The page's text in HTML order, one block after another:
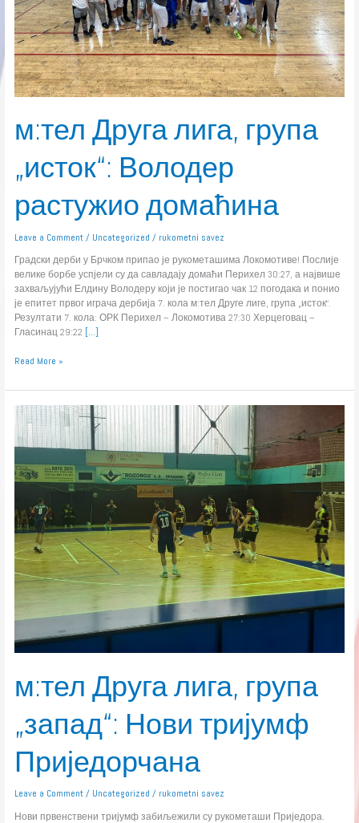
м:тел Друга лига, група
„исток“: Володер
растужио домаћина
Leave a Comment / Uncategorized / rukometni savez
Градски дерби у Брчком припао је рукометашима Локомотиве! Послије
велике борбе успјели су да савладају домаћи Перихел 30:27, а највише
захваљујући Елдину Володеру који је постигао чак 12 погодака и понио
је епитет првог играча дербија 7. кола м:тел Друге лиге, група „исток“.
Резултати 7. кола: ОРК Перихел – Локомотива 27:30 Херцеговац –
Гласинац 29:22 […]
Read More »
м:тел Друга лига, група
„запад“: Нови тријумф
Приједорчана
Leave a Comment / Uncategorized / rukometni savez
Нови првенствени тријумф забиљежили су рукометаши Приједора.
м:тел
Друга
лига,
„запад“:
Нови
тријумф
Приједорчана